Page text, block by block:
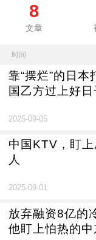
8
文章
时间
靠“摆烂”的日本
国乙方过上好日
2025-09-05
中国KTV，盯
人
2025-09-01
放弃融资8亿的
他盯上怕热的中